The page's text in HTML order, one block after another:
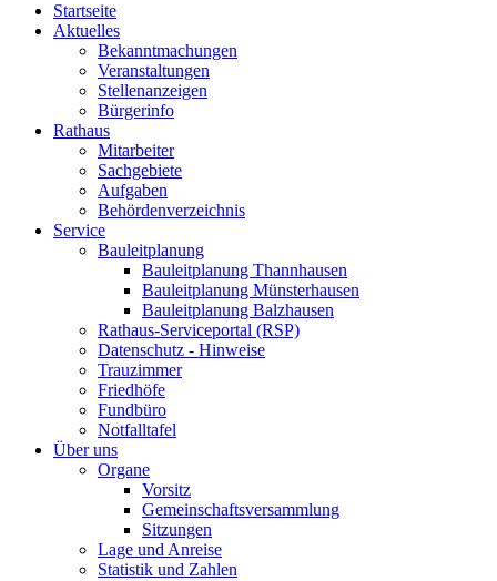
Startseite
Aktuelles
Bekanntmachungen
Veranstaltungen
Stellenanzeigen
Bürgerinfo
Rathaus
Mitarbeiter
Sachgebiete
Aufgaben
Behördenverzeichnis
Service
Bauleitplanung
Bauleitplanung Thannhausen
Bauleitplanung Münsterhausen
Bauleitplanung Balzhausen
Rathaus-Serviceportal (RSP)
Datenschutz - Hinweise
Trauzimmer
Friedhöfe
Fundbüro
Notfalltafel
Über uns
Organe
Vorsitz
Gemeinschaftsversammlung
Sitzungen
Lage und Anreise
Statistik und Zahlen